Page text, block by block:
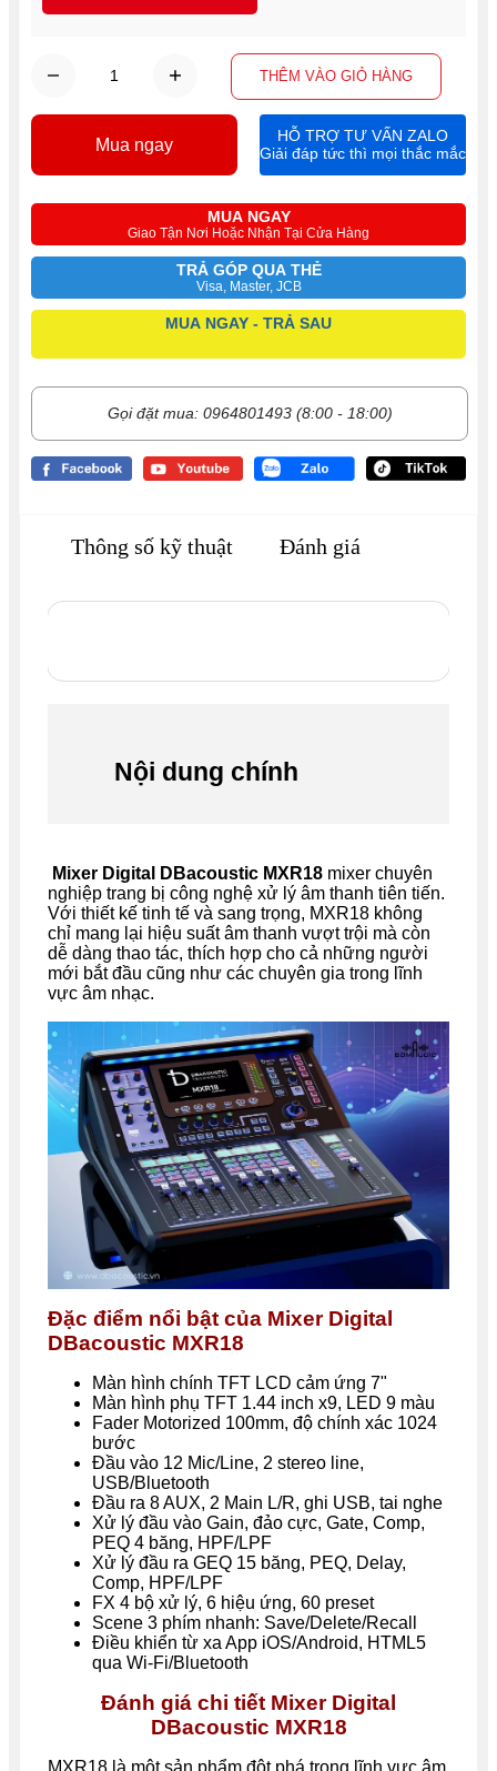
THÊM VÀO GIỎ HÀNG
MUA NGAY
Giao Tận Nơi Hoặc Nhận Tại Cửa Hàng
TRẢ GÓP QUA THẺ
Visa, Master, JCB
MUA NGAY - TRẢ SAU
Gọi đặt mua: 0964801493 (8:00 - 18:00)
Mua ngay
HỖ TRỢ TƯ VẤN ZALO
Giải đáp tức thì mọi thắc mắc
Thông số kỹ thuật Đánh giá
Nội dung chính
Mixer Digital DBacoustic MXR18 mixer chuyên
nghiệp trang bị công nghệ xử lý âm thanh tiên tiến.
Với thiết kế tinh tế và sang trọng, MXR18 không
chỉ mang lại hiệu suất âm thanh vượt trội mà còn
dễ dàng thao tác, thích hợp cho cả những người
mới bắt đầu cũng như các chuyên gia trong lĩnh
vực âm nhạc.
Đặc điểm nổi bật của Mixer Digital
DBacoustic MXR18
Màn hình chính TFT LCD cảm ứng 7"
Màn hình phụ TFT 1.44 inch x9, LED 9 màu
Fader Motorized 100mm, độ chính xác 1024
bước
Đầu vào 12 Mic/Line, 2 stereo line,
USB/Bluetooth
Đầu ra 8 AUX, 2 Main L/R, ghi USB, tai nghe
Xử lý đầu vào Gain, đảo cực, Gate, Comp,
PEQ 4 băng, HPF/LPF
Xử lý đầu ra GEQ 15 băng, PEQ, Delay,
Comp, HPF/LPF
FX 4 bộ xử lý, 6 hiệu ứng, 60 preset
Scene 3 phím nhanh: Save/Delete/Recall
Điều khiển từ xa App iOS/Android, HTML5
qua Wi-Fi/Bluetooth
Đánh giá chi tiết Mixer Digital
DBacoustic MXR18
MXR18 là một sản phẩm đột phá trong lĩnh vực âm